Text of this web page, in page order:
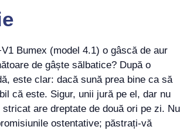
Bumex (model 4.1) o gâscă de aur
de gâște sălbatice? După o
este clar: dacă sună prea bine ca să
că este. Sigur, unii jură pe el, dar nu
are dreptate de două ori pe zi. Nu
ostentative; păstrați-vă